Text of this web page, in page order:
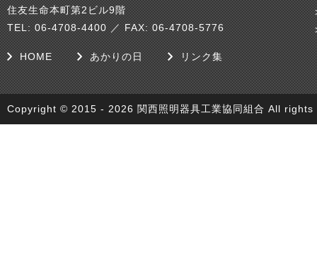
住友生命本町第2ビル9階
TEL: 06-4708-4400 ／ FAX: 06-4708-5776
HOME あかりの日 リンク集
Copyright © 2015 - 2026 関西照明器具工業協同組合 All